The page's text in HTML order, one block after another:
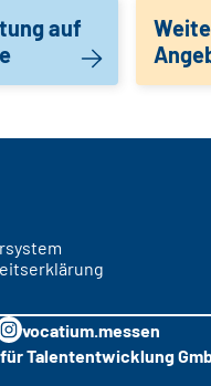
auf
vocatium.messen
Talententwicklung